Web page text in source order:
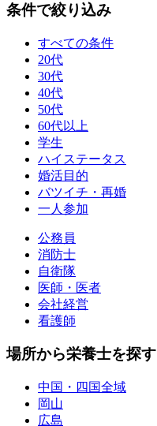
条件で絞り込み
すべての条件
20代
30代
40代
50代
60代以上
学生
ハイステータス
婚活目的
バツイチ・再婚
一人参加
公務員
消防士
自衛隊
医師・医者
会社経営
看護師
場所から栄養士を探す
中国・四国全域
岡山
広島